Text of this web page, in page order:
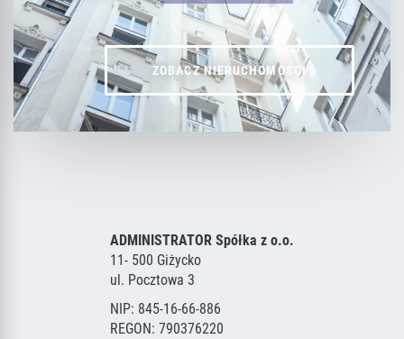
ZOBACZ NIERUCHOMOŚCI
ADMINISTRATOR Spółka z o.o.
11- 500 Giżycko
ul. Pocztowa 3
NIP: 845-16-66-886
REGON: 790376220